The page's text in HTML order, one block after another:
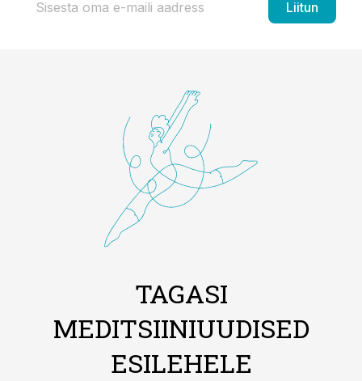
Liitun
TAGASI
MEDITSIINIUUDISED
ESILEHELE